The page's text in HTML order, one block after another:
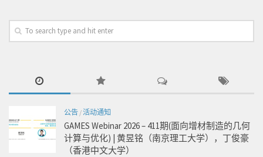
公告 /活动通知
GAMES Webinar 2026 – 411期(面向增材制造的几何
计算与优化) | 黄昱铭（南京理工大学），丁俊豪
（香港中文大学）